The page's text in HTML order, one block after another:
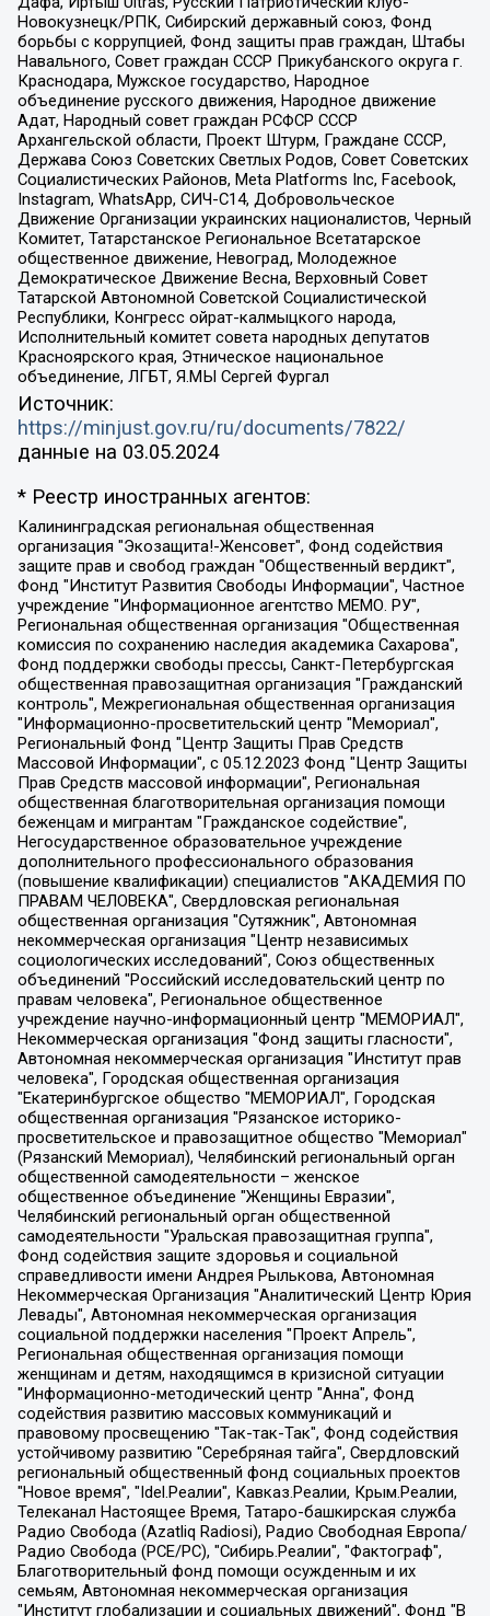
Новокузнецк/РПК, Сибирский державный союз, Фонд
борьбы с коррупцией, Фонд защиты прав граждан, Штабы
Навального, Совет граждан СССР Прикубанского округа г.
Краснодара, Мужское государство, Народное
объединение русского движения, Народное движение
Адат, Народный совет граждан РСФСР СССР
Архангельской области, Проект Штурм, Граждане СССР,
Держава Союз Советских Светлых Родов, Совет Советских
Социалистических Районов, Meta Platforms Inc, Facebook,
Instagram, WhatsApp, СИЧ-С14, Добровольческое
Движение Организации украинских националистов, Черный
Комитет, Татарстанское Региональное Всетатарское
общественное движение, Невоград, Молодежное
Демократическое Движение Весна, Верховный Совет
Татарской Автономной Советской Социалистической
Республики, Конгресс ойрат-калмыцкого народа,
Исполнительный комитет совета народных депутатов
Красноярского края, Этническое национальное
объединение, ЛГБТ, Я.МЫ Сергей Фургал
Источник:
https://minjust.gov.ru/ru/documents/7822/
данные на 03.05.2024
* Реестр иностранных агентов:
Калининградская региональная общественная организация "Экозащита!-Женсовет", Фонд содействия защите прав и свобод граждан "Общественный вердикт", Фонд "Институт Развития Свободы Информации", Частное учреждение "Информационное агентство МЕМО. РУ", Региональная общественная организация "Общественная комиссия по сохранению наследия академика Сахарова", Фонд поддержки свободы прессы, Санкт-Петербургская общественная правозащитная организация "Гражданский контроль", Межрегиональная общественная организация "Информационно-просветительский центр "Мемориал", Региональный Фонд "Центр Защиты Прав Средств Массовой Информации", с 05.12.2023 Фонд "Центр Защиты Прав Средств массовой информации", Региональная общественная благотворительная организация помощи беженцам и мигрантам "Гражданское содействие", Негосударственное образовательное учреждение дополнительного профессионального образования (повышение квалификации) специалистов "АКАДЕМИЯ ПО ПРАВАМ ЧЕЛОВЕКА", Свердловская региональная общественная организация "Сутяжник", Автономная некоммерческая организация "Центр независимых социологических исследований", Союз общественных объединений "Российский исследовательский центр по правам человека", Региональное общественное учреждение научно-информационный центр "МЕМОРИАЛ", Некоммерческая организация "Фонд защиты гласности", Автономная некоммерческая организация "Институт прав человека", Городская общественная организация "Екатеринбургское общество "МЕМОРИАЛ", Городская общественная организация "Рязанское историко-просветительское и правозащитное общество "Мемориал" (Рязанский Мемориал), Челябинский региональный орган общественной самодеятельности – женское общественное объединение "Женщины Евразии", Челябинский региональный орган общественной самодеятельности "Уральская правозащитная группа", Фонд содействия защите здоровья и социальной справедливости имени Андрея Рылькова, Автономная Некоммерческая Организация "Аналитический Центр Юрия Левады", Автономная некоммерческая организация социальной поддержки населения "Проект Апрель", Региональная общественная организация помощи женщинам и детям, находящимся в кризисной ситуации "Информационно-методический центр "Анна", Фонд содействия развитию массовых коммуникаций и правовому просвещению "Так-так-Так", Фонд содействия устойчивому развитию "Серебряная тайга", Свердловский региональный общественный фонд социальных проектов "Новое время", "Idel.Реалии", Кавказ.Реалии, Крым.Реалии, Телеканал Настоящее Время, Татаро-башкирская служба Радио Свобода (Azatliq Radiosi), Радио Свободная Европа/Радио Свобода (PCE/PC), "Сибирь.Реалии", "Фактограф", Благотворительный фонд помощи осужденным и их семьям, Автономная некоммерческая организация "Институт глобализации и социальных движений", Фонд "В защиту прав заключенных", Частное учреждение "Центр поддержки и содействия развитию средств массовой информации", Пензенский региональный общественный благотворительный фонд "Гражданский союз", "Север.Реалии", Некоммерческая организация Фонд "Правовая инициатива", Общество с ограниченной ответственностью "Радио Свободная Европа/Радио Свобода", Чешское информационное агентство "MEDIUM-ORIENT", Красноярская региональная общественная организация "Мы против СПИДа", Камалягин Денис Николаевич, Маркелов Сергей Евгеньевич, Пономарев Лев Александрович, Савицкая Людмила Алексеевна, Автономная некоммерческая организация "Центр по работе с проблемой насилия "НАСИЛИЮ.НЕТ", Межрегиональный профессиональный союз работников здравоохранения "Альянс врачей", Юридическое лицо, зарегистрированное в Латвийской Республике, SIA "Medusa Project" (регистрационный номер 40103797863, дата регистрации 10.06.2014), Некоммерческая организация "Фонд по борьбе с коррупцией", Автономная некоммерческая организация "Институт права и публичной политики", Баданин Роман Сергеевич, Гликин Максим Александрович, Железнова Мария Михайловна, Лукьянова Юлия Сергеевна, Маетная Елизавета Витальевна, Маняхин Петр Борисович, Чуракова Ольга Владимировна, Ярош Юлия Петровна, Юридическое лицо "The Insider SIA", зарегистрированное в Риге, Латвийская Республика (дата регистрации 26.06.2015), являющееся администратором доменного имени интернет-издания "The Insider SIA", https://theins.ru, Постернак Алексей Евгеньевич, Рубин Михаил Аркадьевич, Анин Роман Александрович, Юридическое лицо Istories fonds, зарегистрированное в Латвийской Республике (регистрационный номер 50008295751, дата регистрации 24.02.2020), Великовский Дмитрий Александрович, Долинина Ирина Николаевна, Мароховская Алеся Алексеевна, Шлейнов Роман Юрьевич, Шмагун Олеся Валентиновна, Общество с ограниченной ответственностью "Альтаир 2021", Общество с ограниченной ответственностью "Вега 2021", Общество с ограниченной ответственностью "Главный редактор 2021", Общество с ограниченной ответственностью "Ромашки монолит", Важенков Артем Валерьевич, Ивановская областная общественная организация "Центр гендерных исследований", Гурман Юрий Альбертович, Медиапроект "ОВД-Инфо", Егоров Владимир Владимирович, Жилинский Владимир Александрович, Общество с ограниченной ответственностью "ЗП", Иванова София Юрьевна, Карезина Инна Павловна, Кильтау Екатерина Викторовна, Петров Алексей Викторович, Пискунов Сергей Евгеньевич, Смирнов Сергей Сергеевич, Тихонов Михаил Сергеевич, Общество с ограниченной ответственностью "ЖУРНАЛИСТ-ИНОСТРАННЫЙ АГЕНТ", Арапова Галина Юрьевна, Вольтская Татьяна Анатольевна, Американская компания "Mason G.E.S. Anonymous Foundation" (США), являющаяся владельцем интернет-издания https://mnews.world/, Компания "Stichting Bellingcat", зарегистрированная в Нидерландах (дата регистрации 11.07.2018), Захаров Андрей Вячеславович, Клепиковская Екатерина Дмитриевна, Общество с ограниченной ответственностью "МЕМО", Перл Роман Александрович, Симонов Евгений Алексеевич, Соловьева Елена Анатольевна, Сотников Даниил Владимирович, Сурначева Елизавета Дмитриевна, Автономная некоммерческая организация по защите прав человека и информированию населения "Якутия – Наше Мнение", Общество с ограниченной ответственностью "Москоу диджитал медиа", с 26.01.2023 Общество с ограниченной ответственностью "Чайка Белые сады", Ветошкина Валерия Валерьевна, Заговора Максим Александрович, Межрегиональное общественное движение "Российская ЛГБТ - сеть", Оленичев Максим Владимирович, Павлов Иван Юрьевич, Скворцова Елена Сергеевна, Общество с ограниченной ответственностью "Как бы инагент", Кочетков Игорь Викторович, Общество с ограниченной ответственностью "Честные выборы", Еланчик Олег Александрович, Общество с ограниченной ответственностью "Нобелевский призыв", Гималова Регина Эмилевна, Григорьев Андрей Валерьевич, Григорьева Алина Александровна, Ассоциация по содействию защите прав призывников, альтернативнослужащих и военнослужащих "Правозащитная группа "Гражданин.Армия.Право", Хисамова Регина Фаритовна, Автономная некоммерческая организация по реализации социально-правовых программ "Лилит", Дальневосточное общественное движение "Маяк", Санкт-Петербургская ЛГБТ-инициативная группа "Выход", Инициативная группа ЛГБТ+ "Реверс", Алексеев Андрей Викторович, Бекбулатова Таисия Львовна, Беляев Иван Михайлович, Владыкина Елена Сергеевна, Гельман Марат Александрович, Никульшина Вероника Юрьевна, Толоконникова Надежда Андреевна, Шендерович Виктор Анатольевич, Общество с ограниченной ответственностью "Данное сообщение", Общество с ограниченной ответственностью Издательский дом "Новая глава", Айнбиндер Александра Александровна, Московский комьюнити-центр для ЛГБТ+инициатив, Благотворительный фонд развития филантропии, Deutsche Welle (Германия, Kurt-Schumacher-Strasse 3, 53113 Bonn), Борзунова Мария Михайловна, Воробьев Виктор Викторович, Голубева Анна Львовна, Константинова Алла Михайловна, Малкова Ирина Владимировна, Мурадов Мурад Абдулгалимович, Осетинская Елизавета Николаевна, Понасенков Евгений Николаевич, Ганапольский Матвей Юрьевич, Киселев Евгений Алексеевич, Борухович Ирина Григорьевна, Дремин Иван Тимофеевич, Дубровский Дмитрий Викторович, Красноярская региональная общественная организация поддержки и развития альтернативных образовательных технологий и межкультурных коммуникаций "ИНТЕРРА", Маяковская Екатерина Алексеевна, Фейгин Марк Захарович, Филимонов Андрей Викторович, Дзугкоева Регина Николаевна, Доброхотов Роман Александрович, Дудь Юрий Александрович, Елкин Сергей Владимирович, Кругликов Кирилл Игоревич, Сабунаева Мария Леонидовна, Семенов Алексей Владимирович, Шаинян Карен Багратович, Шульман Екатерина Михайловна, Асафьев Артур Валерьевич, Вахштайн Виктор Семенович, Венедиктов Алексей Алексеевич, Лушникова Екатерина Евгеньевна, Волков Леонид Михайлович, Невзоров Александр Глебович, Пархоменко Сергей Борисович, Сироткин Ярослав Николаевич, Кара-Мурза Владимир Владимирович, Баранова Наталья Владимировна, Гозман Леонид Яковлевич, Кагарлицкий Борис Юльевич, Климарев Михаил Валерьевич, Милов Владимир Станиславович, Автономная некоммерческая организация Краснодарский центр современного искусства "Типография", Моргенштерн Алишер Тагирович, Соболь Любовь Эдуардовна, Общество с ограниченной ответственностью "ЛИЗА НОРМ", Каспаров Гарри Кимович, Ходорковский Михаил Борисович, Общество с ограниченной ответственностью "Апрельские тезисы", Данилович Ирина Брониславовна, Кашин Олег Владимирович, Петров Николай Владимирович, Пивоваров Алексей Владимирович, Соколов Михаил Владимирович, Цветкова Юлия Владимировна, Чичваркин Евгений Александрович, Комитет против пыток/Команда против пыток, Общество с ограниченной ответственностью "Первый научный", Общество с ограниченной ответственностью "Вертолет и ко", Белоцерковская Вероника Борисовна, Кац Максим Евгеньевич, Лазарева Татьяна Юрьевна, Шаведдинов Руслан Табризович, Яшин Илья Валерьевич, Общество с ограниченной ответственностью "Иноагент ААВ", Алешковский Дмитрий Петрович, Альбац Евгения Марковна, Быков Дмитрий Львович, Галямина Юлия Евгеньевна, Лойко Сергей Леонидович, Мартынов Кирилл Константинович, Медведев Сергей Александрович, Крашенинников Федор Геннадиевич, Гордеева Катерина Вл